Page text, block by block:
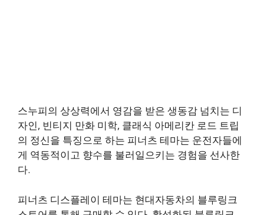
스누피의 상상력에서 영감을 받은 생동감 넘치는 디
자인, 빈티지 만화 미학, 클래식 아메리칸 로드 트립
의 정신을 특징으로 하는 피너츠 테마는 운전자들에
게 역동적이고 향수를 불러일으키는 경험을 선사한
다.
피너츠 디스플레이 테마는 현대자동차의 블루링크